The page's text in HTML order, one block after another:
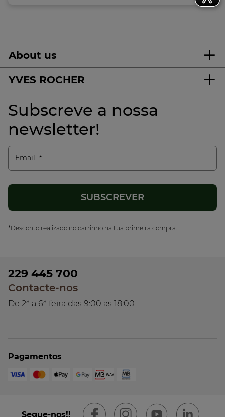
About us
YVES ROCHER
Subscreve a nossa
newsletter!
Email
*Desconto realizado no carrinho na tua primeira compra.
229 445 700
Contacte-nos
De 2a a 6a feira das 9:00 as 18:00
Pagamentos
Segue-nos!!